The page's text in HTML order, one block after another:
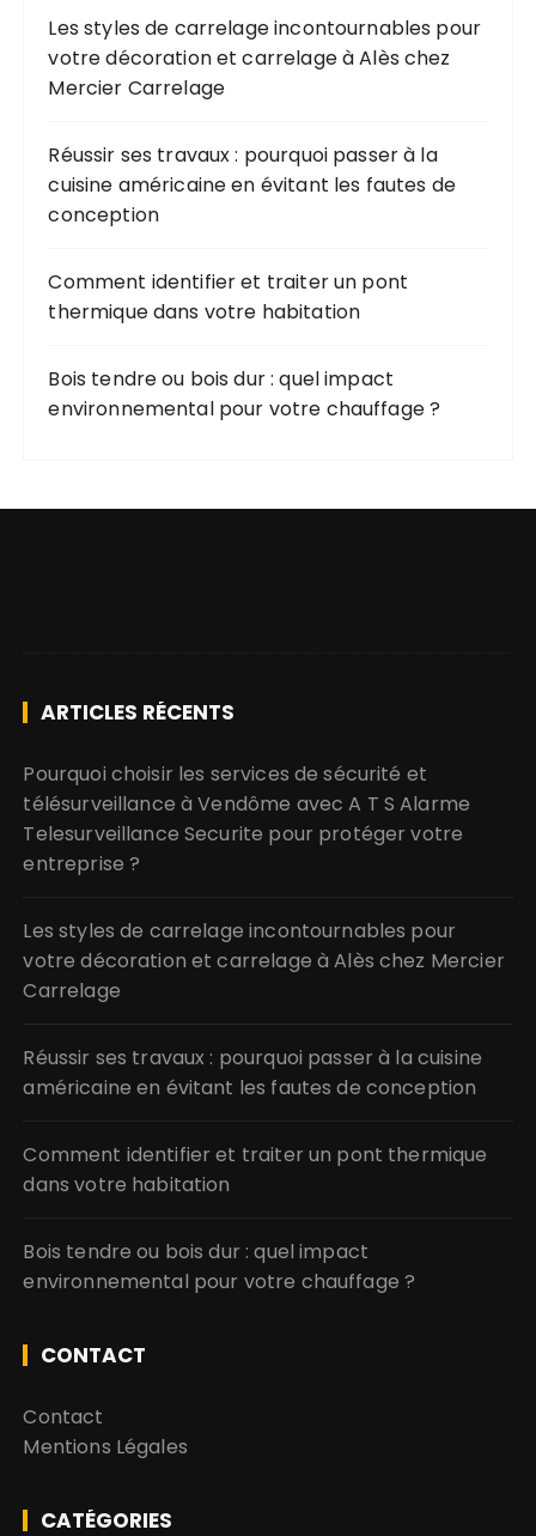
Les styles de carrelage incontournables pour
votre décoration et carrelage à Alès chez
Mercier Carrelage
Réussir ses travaux : pourquoi passer à la
cuisine américaine en évitant les fautes de
conception
Comment identifier et traiter un pont
thermique dans votre habitation
Bois tendre ou bois dur : quel impact
environnemental pour votre chauffage ?
ARTICLES RÉCENTS
Pourquoi choisir les services de sécurité et
télésurveillance à Vendôme avec A T S Alarme
Telesurveillance Securite pour protéger votre
entreprise ?
Les styles de carrelage incontournables pour
votre décoration et carrelage à Alès chez Mercier
Carrelage
Réussir ses travaux : pourquoi passer à la cuisine
américaine en évitant les fautes de conception
Comment identifier et traiter un pont thermique
dans votre habitation
Bois tendre ou bois dur : quel impact
environnemental pour votre chauffage ?
CONTACT
Contact
Mentions Légales
CATÉGORIES